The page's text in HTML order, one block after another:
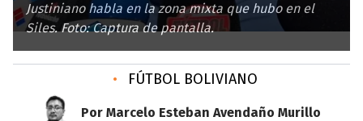
Justiniano habla en la zona mixta que hubo en el
Siles. Foto: Captura de pantalla.
• FÚTBOL BOLIVIANO
Por Marcelo Esteban Avendaño Murillo